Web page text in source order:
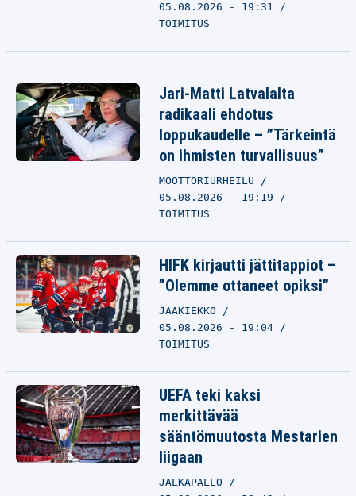
05.08.2026 - 19:31
TOIMITUS
Jari-Matti Latvalalta
radikaali ehdotus
loppukaudelle – ”Tärkeintä
on ihmisten turvallisuus”
MOOTTORIURHEILU
05.08.2026 - 19:19
TOIMITUS
HIFK kirjautti jättitappiot –
”Olemme ottaneet opiksi”
JÄÄKIEKKO
05.08.2026 - 19:04
TOIMITUS
UEFA teki kaksi
merkittävää
sääntömuutosta Mestarien
liigaan
JALKAPALLO